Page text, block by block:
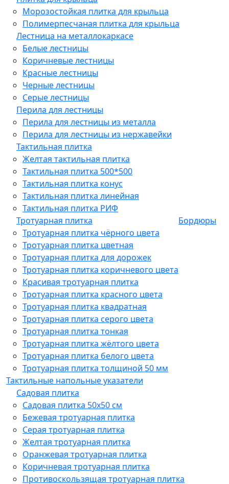
Морозостойкая плитка для крыльца
Полимерпесчаная плитка для крыльца
Лестница на металлокаркасе
Белые лестницы
Коричневые лестницы
Красные лестницы
Черные лестницы
Серые лестницы
Перила для лестницы
Перила для лестницы из металла
Перила для лестницы из нержавейки
Тактильная плитка
Желтая тактильная плитка
Тактильная плитка 500*500
Тактильная плитка конус
Тактильная плитка линейная
Тактильная плитка РИФ
Тротуарная плитка
Тротуарная плитка чёрного цвета
Тротуарная плитка цветная
Тротуарная плитка для дорожек
Тротуарная плитка коричневого цвета
Красивая тротуарная плитка
Тротуарная плитка красного цвета
Тротуарная плитка квадратная
Тротуарная плитка серого цвета
Тротуарная плитка тонкая
Тротуарная плитка жёлтого цвета
Тротуарная плитка белого цвета
Тротуарная плитка толщиной 50 мм
Бордюры
Тактильные напольные указатели
Садовая плитка
Садовая плитка 50х50 см
Бежевая тротуарная плитка
Серая тротуарная плитка
Желтая тротуарная плитка
Оранжевая тротуарная плитка
Коричневая тротуарная плитка
Противоскользящая тротуарная плитка